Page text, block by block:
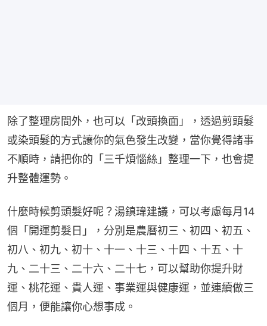
除了整理房間外，也可以「改頭換面」，透過剪頭髮
或染頭髮的方式讓你的氣色發生改變，當你覺得諸事
不順時，請把你的「三千煩惱絲」整理一下，也會提
升整體運勢。
什麼時候剪頭髮好呢？湯鎮瑋建議，可以考慮每月14
個「開運剪髮日」，分別是農曆初三、初四、初五、
初八、初九、初十、十一、十三、十四、十五、十
九、二十三、二十六、二十七，可以幫助你提升財
運、桃花運、貴人運、事業運與健康運，並連續做三
個月，便能讓你心想事成。